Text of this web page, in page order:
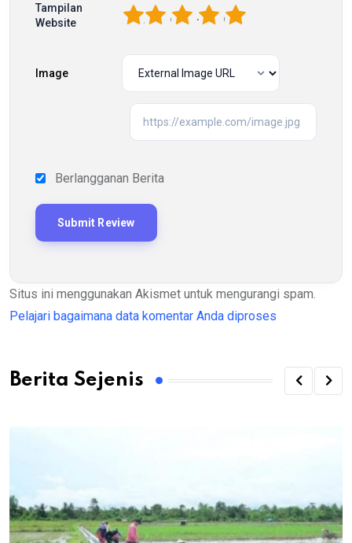
Tampilan
Website
5
4
3
2
Image
Berlangganan Berita
Situs ini menggunakan Akismet untuk mengurangi spam.
Pelajari bagaimana data komentar Anda diproses
Berita Sejenis